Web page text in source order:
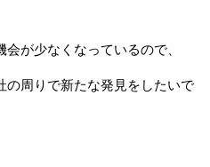
が少なくなっているので、
の周りで新たな発見をしたいで